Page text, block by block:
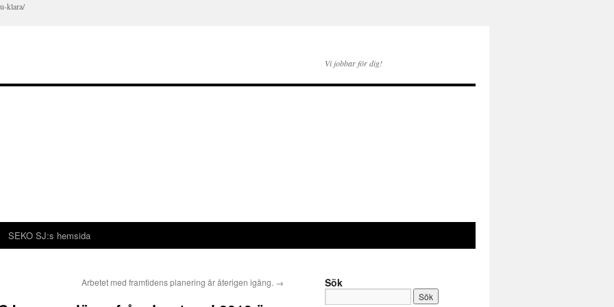
klara/
Vi jobbar för dig!
SEKO SJ:s hemsida
Arbetet med framtidens planering är återigen igång. → Sök